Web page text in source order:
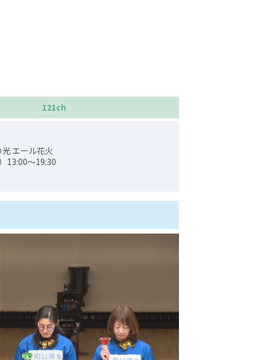
121ch
エール花火
～19:30